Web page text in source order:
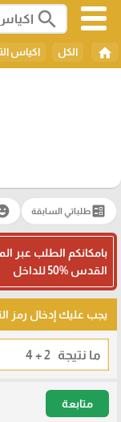
search
home الكل اكياس
ballotطلباتي السابقة
بامكانكم الطلب عبر
القدس 50‎%‎ للداخل
يجب عليك إدخال رمز
متابعة